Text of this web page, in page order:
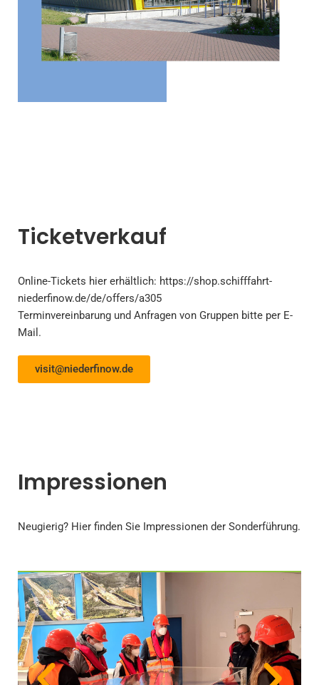
Ticketverkauf
Online-Tickets hier erhältlich: https://shop.schifffahrt-
niederfinow.de/de/offers/a305
Terminvereinbarung und Anfragen von Gruppen bitte per E-
Mail.
visit@niederfinow.de
Impressionen
Neugierig? Hier finden Sie Impressionen der Sonderführung.